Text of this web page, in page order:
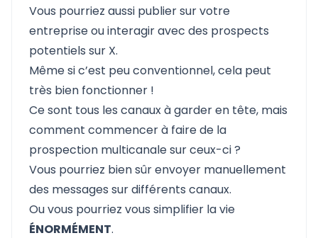
Vous pourriez aussi publier sur votre
entreprise ou interagir avec des prospects
potentiels sur X.
Même si c’est peu conventionnel, cela peut
très bien fonctionner !
Ce sont tous les canaux à garder en tête, mais
comment commencer à faire de la
prospection multicanale sur ceux-ci ?
Vous pourriez bien sûr envoyer manuellement
des messages sur différents canaux.
Ou vous pourriez vous simplifier la vie
ÉNORMÉMENT.